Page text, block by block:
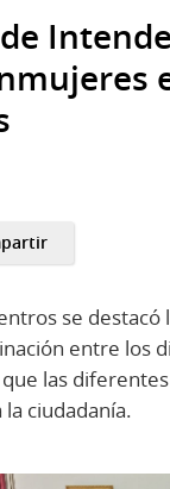
se destacó
entre los
las
ciudadanía.